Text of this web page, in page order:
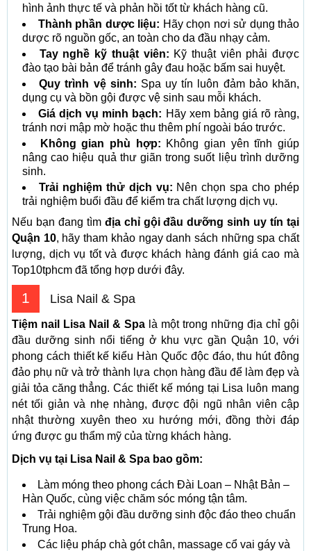
hình ảnh thực tế và phản hồi tốt từ khách hàng cũ.
Thành phần dược liệu: Hãy chọn nơi sử dụng thảo
dược rõ nguồn gốc, an toàn cho da đầu nhạy cảm.
Tay nghề kỹ thuật viên: Kỹ thuật viên phải được
đào tạo bài bản để tránh gây đau hoặc bấm sai huyệt.
Quy trình vệ sinh: Spa uy tín luôn đảm bảo khăn,
dụng cụ và bồn gội được vệ sinh sau mỗi khách.
Giá dịch vụ minh bạch: Hãy xem bảng giá rõ ràng,
tránh nơi mập mờ hoặc thu thêm phí ngoài báo trước.
Không gian phù hợp: Không gian yên tĩnh giúp
nâng cao hiệu quả thư giãn trong suốt liệu trình dưỡng
sinh.
Trải nghiệm thử dịch vụ: Nên chọn spa cho phép
trải nghiệm buổi đầu để kiểm tra chất lượng dịch vụ.
Nếu bạn đang tìm địa chỉ gội đầu dưỡng sinh uy tín tại
Quận 10, hãy tham khảo ngay danh sách những spa chất
lượng, dịch vụ tốt và được khách hàng đánh giá cao mà
Top10tphcm đã tổng hợp dưới đây.
1 Lisa Nail & Spa
Tiệm nail Lisa Nail & Spa là một trong những địa chỉ gội
đầu dưỡng sinh nổi tiếng ở khu vực gần Quận 10, với
phong cách thiết kế kiểu Hàn Quốc độc đáo, thu hút đông
đảo phụ nữ và trở thành lựa chọn hàng đầu để làm đẹp và
giải tỏa căng thẳng. Các thiết kế móng tại Lisa luôn mang
nét tối giản và nhẹ nhàng, được đội ngũ nhân viên cập
nhật thường xuyên theo xu hướng mới, đồng thời đáp
ứng được gu thẩm mỹ của từng khách hàng.
Dịch vụ tại Lisa Nail & Spa bao gồm:
Làm móng theo phong cách Đài Loan – Nhật Bản –
Hàn Quốc, cùng việc chăm sóc móng tận tâm.
Trải nghiệm gội đầu dưỡng sinh độc đáo theo chuẩn
Trung Hoa.
Các liệu pháp chà gót chân, massage cổ vai gáy và